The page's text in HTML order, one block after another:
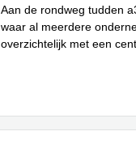
Aan de rondweg tudden
waar al meerdere
overzichtelijk met een